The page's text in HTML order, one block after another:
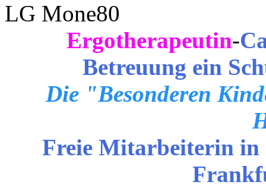
LG Mone80
Ergotherapeutin-
Betreuung ein
Die "Besonderen
Freie Mitarbeiterin in